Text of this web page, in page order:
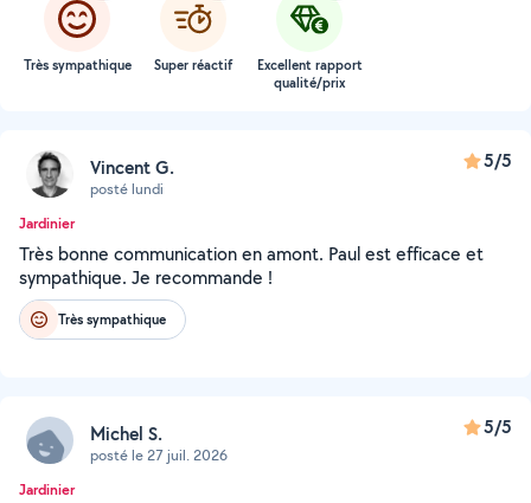
Très sympathique Super réactif
Excellent rapport
qualité/prix
Vincent G.
posté lundi
5/5
Jardinier
Très bonne communication en amont. Paul est efficace et
sympathique. Je recommande !
Très sympathique
Michel S.
posté le 27 juil. 2026
5/5
Jardinier